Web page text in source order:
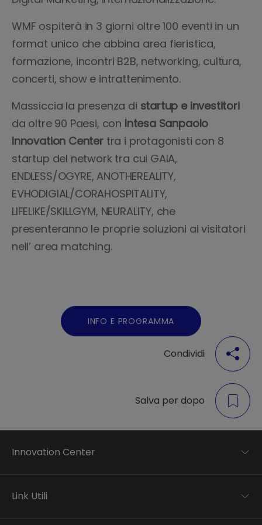
WMF ospiterà in 3 giorni oltre 100 eventi in un
format unico che abbina area fieristica,
formazione, incontri B2B, networking, cultura,
concerti, show e intrattenimento.
Massiccia la presenza di startup e investitori
da oltre 90 Paesi, con Intesa Sanpaolo
Innovation Centertra i protagonisti con 8
startup del network tra cui GAIA,
ENDLESS/OGYRE, ANOTHEREALITY,
EVHODIGIAL/CORAHOSPITALITY,
LIFELIKE/SKILLGYM, NEURALITY, che
presenteranno le proprie soluzioni ai visitatori
nell’ area matching.
INFO E PROGRAMMA
Condividi
Salva per dopo
Innovation Center
Applied research
Link Utili